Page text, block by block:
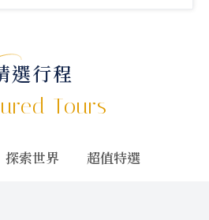
選行程
Tours
探索世界 超值特選